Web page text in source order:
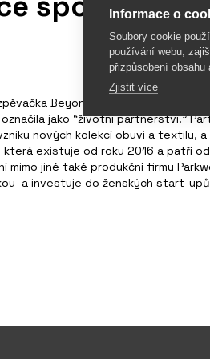
Beyoncé Knowles oznámily
označila jako “životní partnerství.”
nových kolekcí obuvi a textilu,
která existuje od roku 2016 a patří
mimo jiné také produkční firmu
a investuje do ženských start-
Informace o
Soubory cookie
používání webu,
přizpůsobení obsahu
Zjistit více